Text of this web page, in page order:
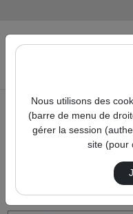
Accueil Contactez nous
Votre message
Cocher
cette case
(obligatoire)
Nous utilisons des
(barre de menu de
gérer la session
site (pour